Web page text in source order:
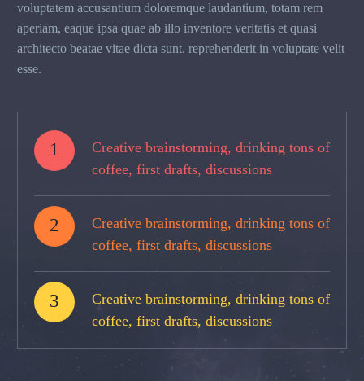
voluptatem accusantium doloremque laudantium, totam rem
aperiam, eaque ipsa quae ab illo inventore veritatis et quasi
architecto beatae vitae dicta sunt. reprehenderit in voluptate velit
esse.
1
Creative brainstorming, drinking tons of
coffee, first drafts, discussions
2
Creative brainstorming, drinking tons of
coffee, first drafts, discussions
3
Creative brainstorming, drinking tons of
coffee, first drafts, discussions